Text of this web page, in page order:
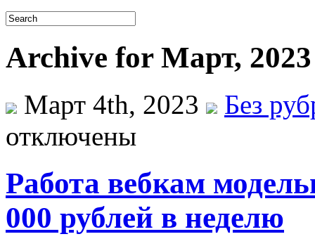
Archive for Март, 2023
Март 4th, 2023
Без
отключены
Работа вебкам
000 рублей в неделю